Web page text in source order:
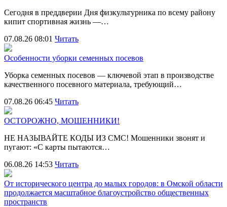
Сегодня в преддверии Дня физкультурника по всему району
кипит спортивная жизнь —…
07.08.26 08:01 Читать
Особенности уборки семенных посевов
Уборка семенных посевов — ключевой этап в производстве
качественного посевного материала, требующий…
07.08.26 06:45 Читать
ОСТОРОЖНО, МОШЕННИКИ!
НЕ НАЗЫВАЙТЕ КОДЫ ИЗ СМС! Мошенники звонят и
пугают: «С карты пытаются…
06.08.26 14:53 Читать
От исторического центра до малых городов: в Омской области
продолжается масштабное благоустройство общественных
пространств